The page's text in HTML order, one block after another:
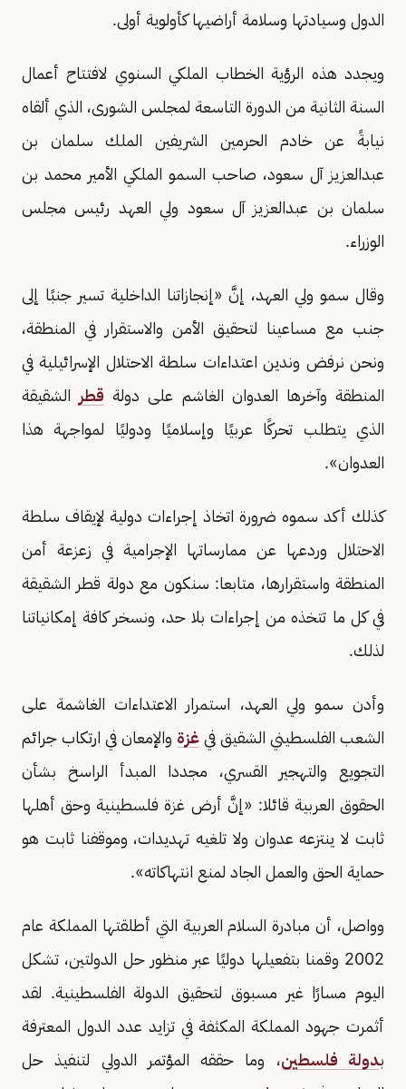
الدول وسيادتها وسلامة أراضيها كأولوية أولى.
ويجدد هذه الرؤية الخطاب الملكي السنوي لافتتاح أعمال
السنة الثانية من الدورة التاسعة لمجلس الشورى، الذي ألقاه
نيابةً عن خادم الحرمين الشريفين الملك سلمان بن
عبدالعزيز آل سعود، صاحب السمو الملكي الأمير محمد بن
سلمان بن عبدالعزيز آل سعود ولي العهد رئيس مجلس
الوزراء.
وقال سمو ولي العهد، إنَّ «إنجازاتنا الداخلية تسير جنبًا إلى
جنب مع مساعينا لتحقيق الأمن والاستقرار في المنطقة،
ونحن نرفض وندين اعتداءات سلطة الاحتلال الإسرائيلية في
المنطقة وآخرها العدوان الغاشم على دولة قطر الشقيقة
الذي يتطلب تحركًا عربيًا وإسلاميًا ودوليًا لمواجهة هذا
العدوان».
كذلك أكد سموه ضرورة اتخاذ إجراءات دولية لإيقاف سلطة
الاحتلال وردعها عن ممارساتها الإجرامية في زعزعة أمن
المنطقة واستقرارها، متابعا: سنكون مع دولة قطر الشقيقة
في كل ما تتخذه من إجراءات بلا حد، ونسخر كافة إمكانياتنا
لذلك.
وأدن سمو ولي العهد، استمرار الاعتداءات الغاشمة على
الشعب الفلسطيني الشقيق في غزة والإمعان في ارتكاب جرائم
التجويع والتهجير القسري، مجددا المبدأ الراسخ بشأن
الحقوق العربية قائلا: «إنَّ أرض غزة فلسطينية وحق أهلها
ثابت لا ينتزعه عدوان ولا تلغيه تهديدات، وموقفنا ثابت هو
حماية الحق والعمل الجاد لمنع انتهاكاته».
وواصل، أن مبادرة السلام العربية التي أطلقتها المملكة عام
2002 وقمنا بتفعيلها دوليًا عبر منظور حل الدولتين، تشكل
اليوم مسارًا غير مسبوق لتحقيق الدولة الفلسطينية. لقد
أثمرت جهود المملكة المكثفة في تزايد عدد الدول المعترفة
بدولة فلسطين، وما حققه المؤتمر الدولي لتنفيذ حل